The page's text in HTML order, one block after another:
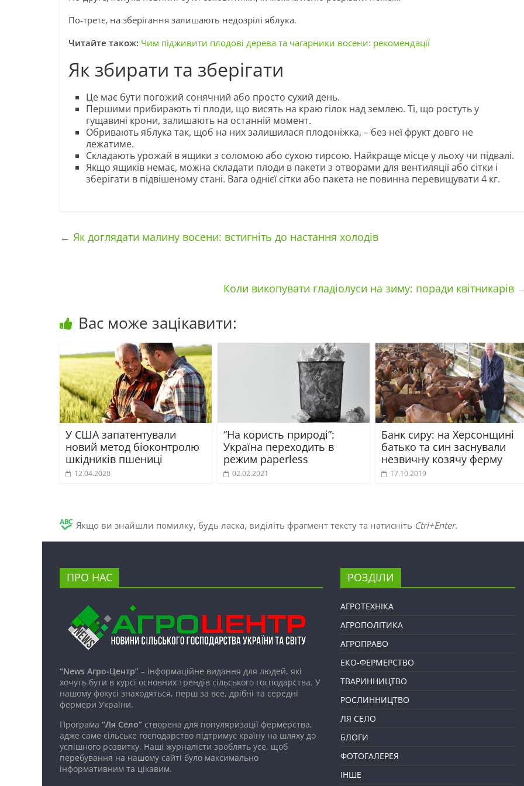
По-третє, на зберігання залишають недозрілі яблука.
Читайте також: Чим підживити плодові дерева та чагарники восени: рекомендації
Як збирати та зберігати
Це має бути погожий сонячний або просто сухий день.
Першими прибирають ті плоди, що висять на краю гілок над землею. Ті, що ростуть у
гущавині крони, залишають на останній момент.
Обривають яблука так, щоб на них залишилася плодоніжка, – без неї фрукт довго не
лежатиме.
Складають урожай в ящики з соломою або сухою тирсою. Найкраще місце у льоху чи підвалі.
Якщо ящиків немає, можна складати плоди в пакети з отворами для вентиляції або сітки і
зберігати в підвішеному стані. Вага однієї сітки або пакета не повинна перевищувати 4 кг.
← Як доглядати малину восени: встигніть до настання холодів
Коли викопувати гладіолуси на зиму: поради квітникарів
Вас може зацікавити:
У США запатентували
новий метод біоконтролю
шкідників пшениці
12.04.2020
“На користь природі”:
Україна переходить в
режим paperless
02.02.2021
Банк сиру: на Херсонщині
батько та син заснували
незвичну козячу ферму
17.10.2019
Якщо ви знайшли помилку, будь ласка, виділіть фрагмент тексту та натисніть Ctrl+Enter.
ПРО НАС
“News Агро-Центр” – інформаційне видання для людей, які
хочуть бути в курсі основних трендів сільського господарства. У
нашому фокусі знаходяться, перш за все, дрібні та середні
фермери України.
Програма “Ля Село” створена для популяризації фермерства,
адже саме сільське господарство підтримує країну на шляху до
успішного розвитку. Наші журналісти зроблять усе, щоб
перебування на нашому сайті було максимально
інформативним та цікавим.
РОЗДІЛИ
АГРОТЕХНІКА
АГРОПОЛІТИКА
АГРОПРАВО
ЕКО-ФЕРМЕРСТВО
ТВАРИННИЦТВО
РОСЛИННИЦТВО
ЛЯ СЕЛО
БЛОГИ
ФОТОГАЛЕРЕЯ
ІНШЕ